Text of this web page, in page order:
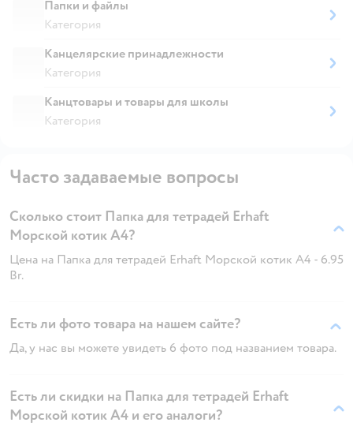
Папки и файлы
Категория
Канцелярские принадлежности
Категория
Канцтовары и товары для школы
Категория
Часто задаваемые вопросы
Сколько стоит Папка для тетрадей Erhaft
Морской котик А4?
Цена на Папка для тетрадей Erhaft Морской котик А4 - 6.95
Br.
Есть ли фото товара на нашем сайте?
Да, у нас вы можете увидеть 6 фото под названием товара.
Есть ли скидки на Папка для тетрадей Erhaft
Морской котик А4 и его аналоги?